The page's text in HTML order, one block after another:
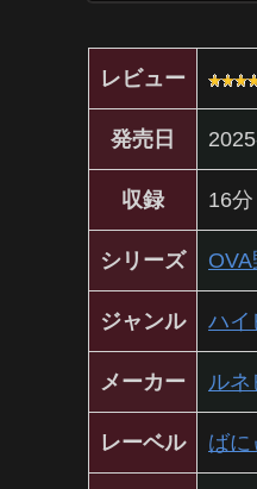
レビュー
発売日
収録 16分
シリーズ
ジャンル ハイ
メーカー ル
レーベル ばに